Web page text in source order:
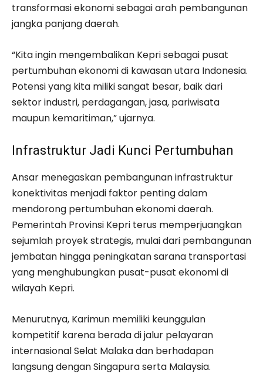
transformasi ekonomi sebagai arah pembangunan
jangka panjang daerah.
“Kita ingin mengembalikan Kepri sebagai pusat
pertumbuhan ekonomi di kawasan utara Indonesia.
Potensi yang kita miliki sangat besar, baik dari
sektor industri, perdagangan, jasa, pariwisata
maupun kemaritiman,” ujarnya.
Infrastruktur Jadi Kunci Pertumbuhan
Ansar menegaskan pembangunan infrastruktur
konektivitas menjadi faktor penting dalam
mendorong pertumbuhan ekonomi daerah.
Pemerintah Provinsi Kepri terus memperjuangkan
sejumlah proyek strategis, mulai dari pembangunan
jembatan hingga peningkatan sarana transportasi
yang menghubungkan pusat-pusat ekonomi di
wilayah Kepri.
Menurutnya, Karimun memiliki keunggulan
kompetitif karena berada di jalur pelayaran
internasional Selat Malaka dan berhadapan
langsung dengan Singapura serta Malaysia.